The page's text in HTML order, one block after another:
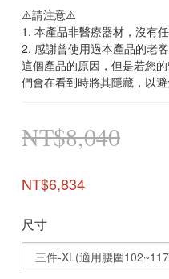
⚠️請注意⚠️
1. 本產品非醫療器材，沒有任
2. 感謝曾使用過本產品的老
這個產品的原因，但是若您
們會在看到時將其隱藏，以避
NT$8,040
NT$6,834
尺寸